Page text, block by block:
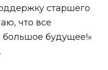
старшего
что все
большое будущее!»